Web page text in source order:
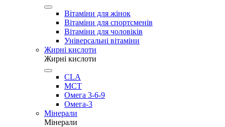
Вітаміни для жінок
Вітаміни для спортсменів
Вітаміни для чоловіків
Універсальні вітаміни
Жирні кислоти
Жирні кислоти
CLA
MCT
Омега 3-6-9
Омега-3
Мінерали
Мінерали